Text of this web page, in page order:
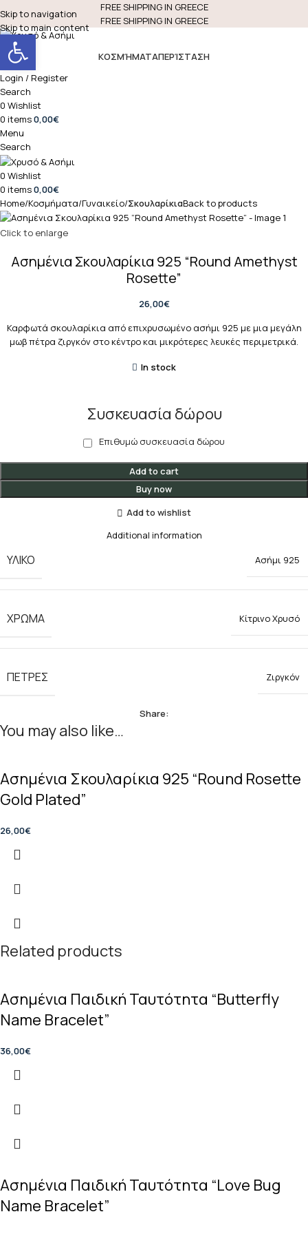
Skip to navigation
Skip to main content
FREE SHIPPING IN GREECE
FREE SHIPPING IN GREECE
ΚΟΣΜΉΜΑΤΑΠΕΡΊΣΤΑΣΗ
Login / Register
Search
0 Wishlist
0 items0,00€
Menu
Search
0 Wishlist
0 items0,00€
Home Κοσμήματα Γυναικείο ΣκουλαρίκιαBack to products
Click to enlarge
Ασημένια Σκουλαρίκια 925 “Round Amethyst
Rosette”
26,00€
Καρφωτά σκουλαρίκια από επιχρυσωμένο ασήμι 925 με μια μεγάλη
μωβ πέτρα ζιργκόν στο κέντρο και μικρότερες λευκές περιμετρικά.
In stock
Συσκευασία δώρου
Επιθυμώ συσκευασία δώρου
Add to cart
Buy now
Add to wishlist
Additional information
ΥΛΙΚΟ Ασήμι 925
ΧΡΩΜΑ Κίτρινο Χρυσό
ΠΕΤΡΕΣ Ζιργκόν
Share:
You may also like…
Ασημένια Σκουλαρίκια 925 “Round Rosette
Gold Plated”
26,00€
Related products
Ασημένια Παιδική Ταυτότητα “Butterfly
Name Bracelet”
36,00€
Ασημένια Παιδική Ταυτότητα “Love Bug
Name Bracelet”
Open toolbar